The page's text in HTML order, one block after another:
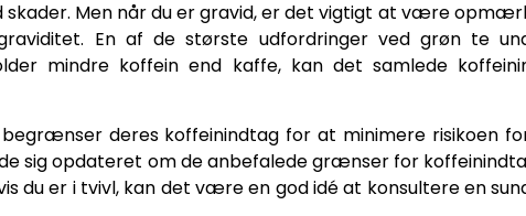
Men når du er gravid, er det vigtigt at være
En af de største udfordringer ved grøn te
mindre koffein end kaffe, kan det samlede
deres koffeinindtag for at minimere risikoen
sig opdateret om de anbefalede grænser for
du er i tvivl, kan det være en god idé at konsultere en